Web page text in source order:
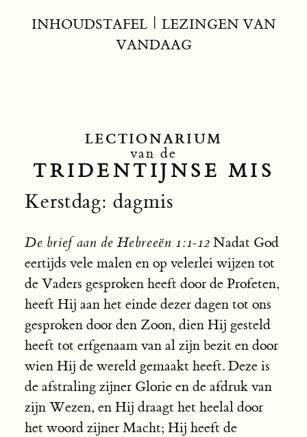
INHOUDSTAFEL| LEZINGEN VAN
VANDAAG
LECTIONARIUM
van de
TRIDENTIJNSE MIS
Kerstdag: dagmis
De brief aan de Hebreeën 1:1-12 Nadat God
eertijds vele malen en op velerlei wijzen tot
de Vaders gesproken heeft door de Profeten,
heeft Hij aan het einde dezer dagen tot ons
gesproken door den Zoon, dien Hij gesteld
heeft tot erfgenaam van al zijn bezit en door
wien Hij de wereld gemaakt heeft. Deze is
de afstraling zijner Glorie en de afdruk van
zijn Wezen, en Hij draagt het heelal door
het woord zijner Macht; Hij heeft de